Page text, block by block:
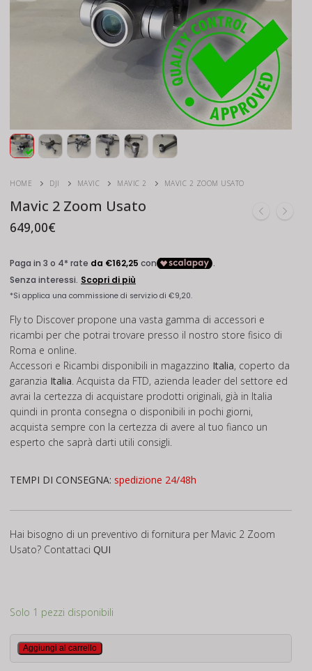
HOME DJI MAVIC MAVIC 2 MAVIC 2 ZOOM USATO
Mavic 2 Zoom Usato
649,00€
Fly to Discover propone una vasta gamma di accessori e
ricambi per che potrai trovare presso il nostro store fisico di
Roma e online.
Accessori e Ricambi disponibili in magazzino Italia, coperto da
garanzia Italia. Acquista da FTD, azienda leader del settore ed
avrai la certezza di acquistare prodotti originali, già in Italia
quindi in pronta consegna o disponibili in pochi giorni,
acquista sempre con la certezza di avere al tuo fianco un
esperto che saprà darti utili consigli.
TEMPI DI CONSEGNA: spedizione 24/48h
Hai bisogno di un preventivo di fornitura per Mavic 2 Zoom
Usato? Contattaci QUI
Solo 1 pezzi disponibili
Mavic
2
Aggiungi al carrello